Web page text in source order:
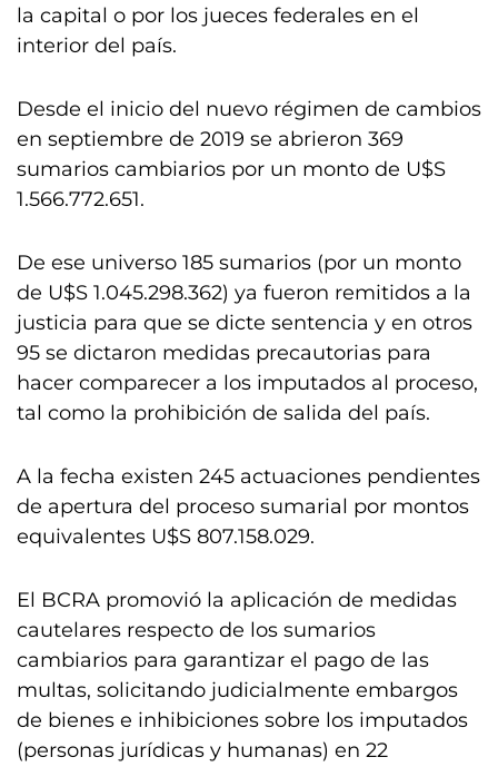
la capital o por los jueces federales en el
interior del país.
Desde el inicio del nuevo régimen de cambios
en septiembre de 2019 se abrieron 369
sumarios cambiarios por un monto de U$S
1.566.772.651.
De ese universo 185 sumarios (por un monto
de U$S 1.045.298.362) ya fueron remitidos a la
justicia para que se dicte sentencia y en otros
95 se dictaron medidas precautorias para
hacer comparecer a los imputados al proceso,
tal como la prohibición de salida del país.
A la fecha existen 245 actuaciones pendientes
de apertura del proceso sumarial por montos
equivalentes U$S 807.158.029.
El BCRA promovió la aplicación de medidas
cautelares respecto de los sumarios
cambiarios para garantizar el pago de las
multas, solicitando judicialmente embargos
de bienes e inhibiciones sobre los imputados
(personas jurídicas y humanas) en 22